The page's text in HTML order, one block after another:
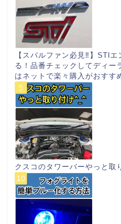
【スバルファン必見‼︎】STI
る！品番チェックしてディー
はネットで楽々購入がおすす
クスコのタワーバーやっと取